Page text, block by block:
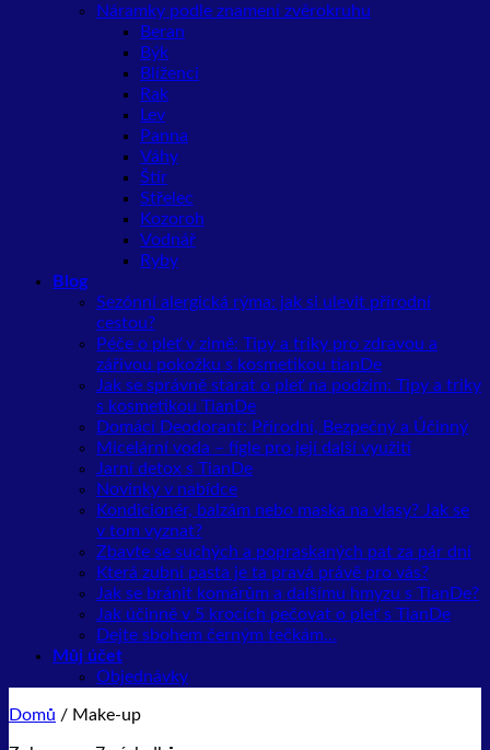
Náramky podle znamení zvěrokruhu
Beran
Býk
Blíženci
Rak
Lev
Panna
Váhy
Štír
Střelec
Kozoroh
Vodnář
Ryby
Blog
Sezónní alergická rýma: jak si ulevit přírodní
cestou?
Péče o pleť v zimě: Tipy a triky pro zdravou a
zářivou pokožku s kosmetikou tianDe
Jak se správně starat o pleť na podzim: Tipy a triky
s kosmetikou TianDe
Domácí Deodorant: Přírodní, Bezpečný a Účinný
Micelární voda – fígle pro její další využití
Jarní detox s TianDe
Novinky v nabídce
Kondicionér, balzám nebo maska na vlasy? Jak se
v tom vyznat?
Zbavte se suchých a popraskaných pat za pár dní
Která zubní pasta je ta pravá právě pro vás?
Jak se bránit komárům a dalšímu hmyzu s TianDe?
Jak účinně v 5 krocích pečovat o pleť s TianDe
Dejte sbohem černým tečkám…
Můj účet
Objednávky
Domů / Make-up